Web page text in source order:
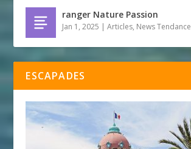
ranger Nature Passion
Jan 1, 2025 |Articles, News Tendance
ESCAPADES